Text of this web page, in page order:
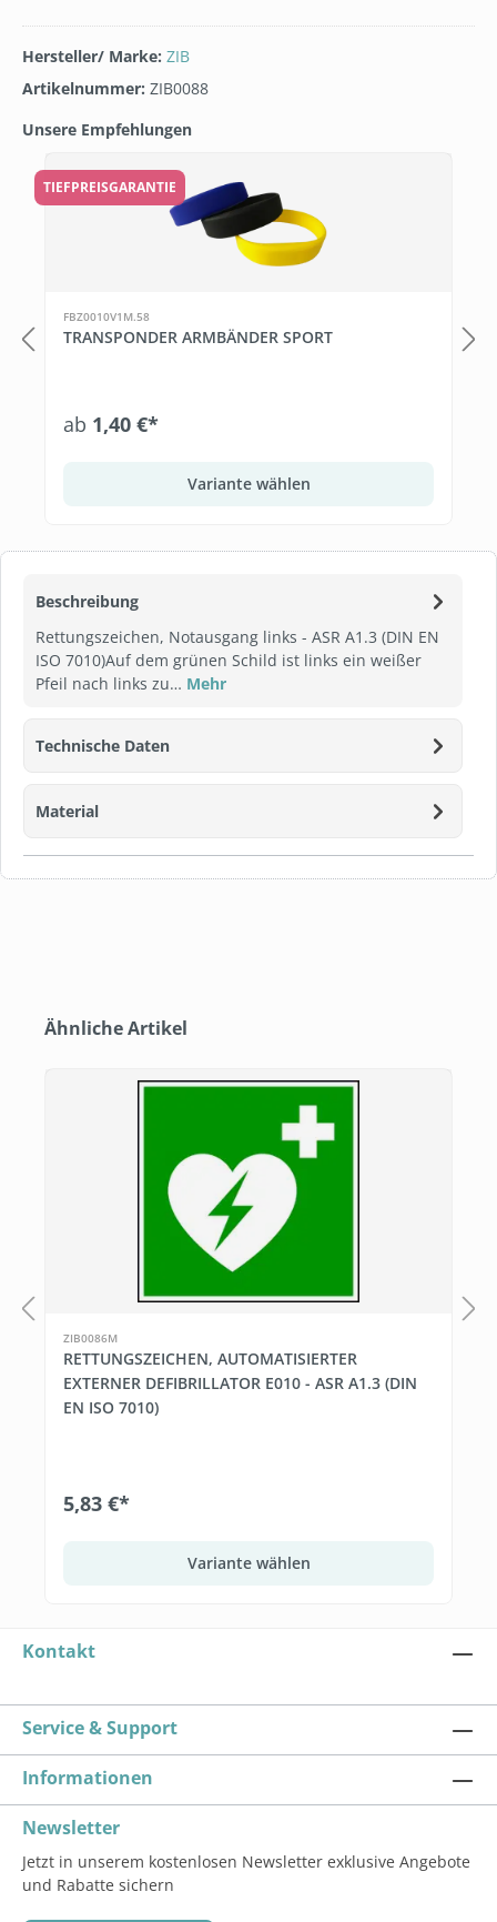
Beschreibung
Rettungszeichen, Notausgang links - ASR A1.3 (DIN EN
ISO 7010)Auf dem grünen Schild ist links ein weißer
Pfeil nach links zu… Mehr
Technische Daten
Material
Hersteller/ Marke: ZIB
Artikelnummer: ZIB0088
Unsere Empfehlungen
TIEFPREISGARANTIE
FBZ0010V1M.58
TRANSPONDER ARMBÄNDER SPORT
ab 1,40 €*
Variante wählen
Produktgalerie überspringen
Ähnliche Artikel
ZIB0086M
RETTUNGSZEICHEN, AUTOMATISIERTER
EXTERNER DEFIBRILLATOR E010 - ASR A1.3 (DIN
EN ISO 7010)
5,83 €*
Variante wählen
Kontakt
Service & Support
Informationen
Newsletter
Jetzt in unserem kostenlosen Newsletter exklusive Angebote
und Rabatte sichern